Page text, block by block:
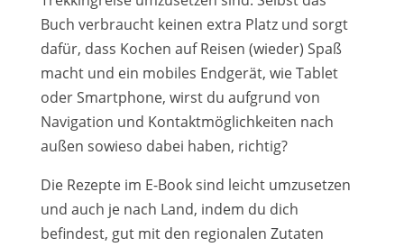
Buch verbraucht keinen extra Platz und sorgt
dafür, dass Kochen auf Reisen (wieder) Spaß
macht und ein mobiles Endgerät, wie Tablet
oder Smartphone, wirst du aufgrund von
Navigation und Kontaktmöglichkeiten nach
außen sowieso dabei haben, richtig?
Die Rezepte im E-Book sind leicht umzusetzen
und auch je nach Land, indem du dich
befindest, gut mit den regionalen Zutaten